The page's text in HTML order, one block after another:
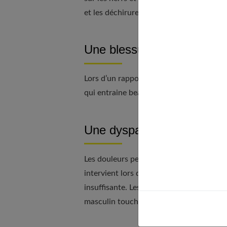
et les déchirures peuvent entrainer des
Une blessure traumatique :
Lors d’un rapport sexuel trop brutal, il
qui entraine beaucoup d’air et une
Une dyspareunie :
Les douleurs peuvent survenir durant
intervient lors de la pénétration, elle
insuffisante. Les douleurs peuvent être
masculin touche le fond du vagin.